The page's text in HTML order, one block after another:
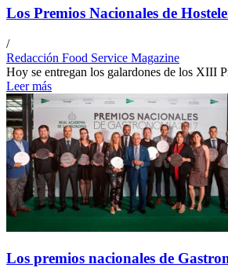
Los Premios Nacionales de
/
Redacción Food Service Magazine
Hoy se entregan los galardones de los XIII
Leer más
Los premios nacionales de